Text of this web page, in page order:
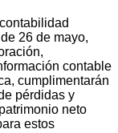
26 de mayo,
contable
cumplimentarán
pérdidas y
neto
estos